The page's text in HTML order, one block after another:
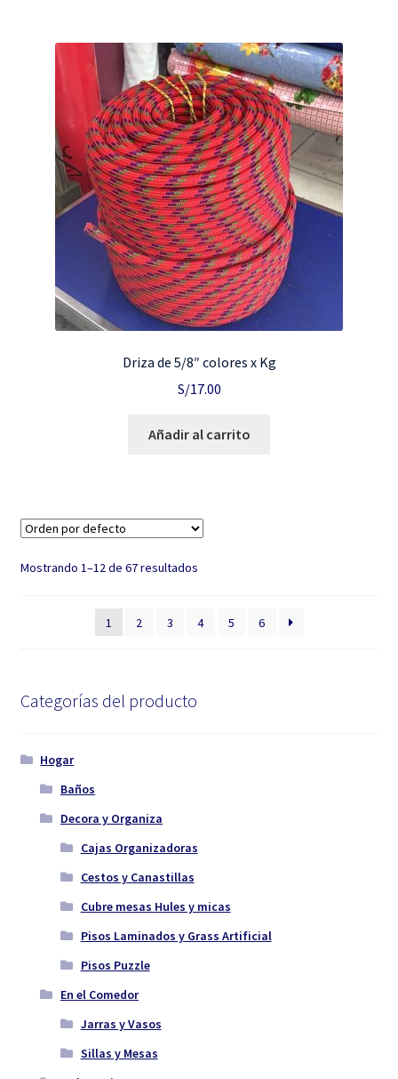
Driza de 5/8″ colores x Kg
S/17.00
Añadir al carrito
Mostrando 1–12 de 67 resultados
1 2 3 4 5 6
Categorías del producto
Hogar
Baños
Decora y Organiza
Cajas Organizadoras
Cestos y Canastillas
Cubre mesas Hules y micas
Pisos Laminados y Grass Artificial
Pisos Puzzle
En el Comedor
Jarras y Vasos
Sillas y Mesas